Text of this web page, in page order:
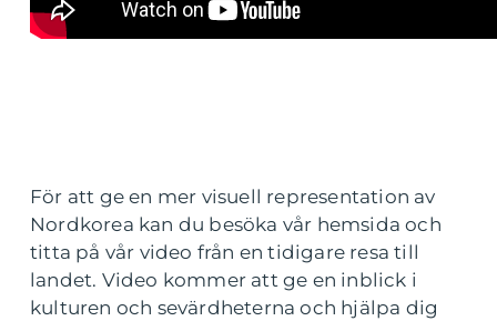
För att ge en mer visuell representation av
Nordkorea kan du besöka vår hemsida och
titta på vår video från en tidigare resa till
landet. Video kommer att ge en inblick i
kulturen och sevärdheterna och hjälpa dig